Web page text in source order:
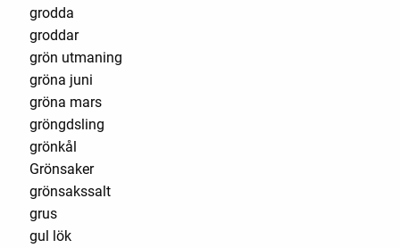
grodda
groddar
grön utmaning
gröna juni
gröna mars
gröngdsling
grönkål
Grönsaker
grönsakssalt
grus
gul lök